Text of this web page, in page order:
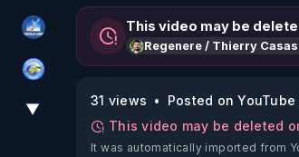
PAROLE LIBRE
Tonton Posture Débrief
▼
This video may be
Regenere / Thierry
31 views
Posted on
This video may be deleted
It was automatically imported from